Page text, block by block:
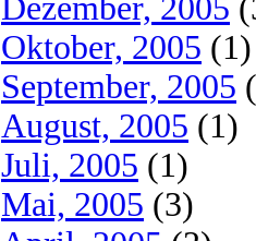
Dezember, 2005
Oktober, 2005 (1)
September, 2005
August, 2005 (1)
Juli, 2005 (1)
Mai, 2005 (3)